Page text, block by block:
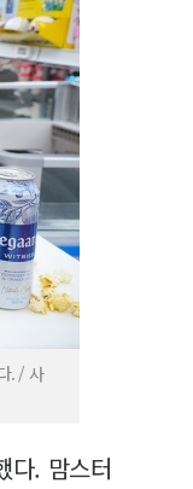
. / 사
다. 맘스터